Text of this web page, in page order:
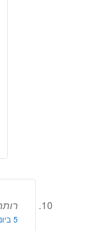
5 ביוני 2011 at 12:51